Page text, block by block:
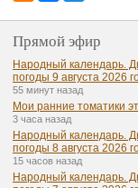
Прямой эфир
Народный календарь.
погоды 9 августа 2026
55 минут назад
Мои ранние томатики
3 часа назад
Народный календарь.
погоды 8 августа 2026
15 часов назад
Народный календарь.